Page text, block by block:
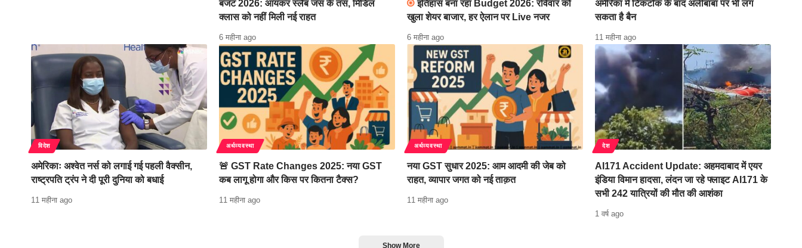
बजट 2026: आयकर स्लैब जस के तस, मिडिल
क्लास को नहीं मिली नई राहत
6 महीना ago
इतिहास बना रहा Budget 2026: रविवार को
खुला शेयर बाजार, हर ऐलान पर Live नजर
6 महीना ago
अमेरिका में टिकटॉक के बाद अलीबाबा पर भी लग
सकता है बैन
11 महीना ago
विदेश
अमेरिकाः अश्वेत नर्स को लगाई गई पहली वैक्सीन,
राष्ट्रपति ट्रंप ने दी पूरी दुनिया को बधाई
11 महीना ago
अर्थव्यवस्था
🚨 GST Rate Changes 2025: नया GST
कब लागू होगा और किस पर कितना टैक्स?
11 महीना ago
अर्थव्यवस्था
नया GST सुधार 2025: आम आदमी की जेब को
राहत, व्यापार जगत को नई ताक़त
11 महीना ago
देश
AI171 Accident Update: अहमदाबाद में एयर
इंडिया विमान हादसा, लंदन जा रहे फ्लाइट AI171 के
सभी 242 यात्रियों की मौत की आशंका
1 वर्ष ago
Show More